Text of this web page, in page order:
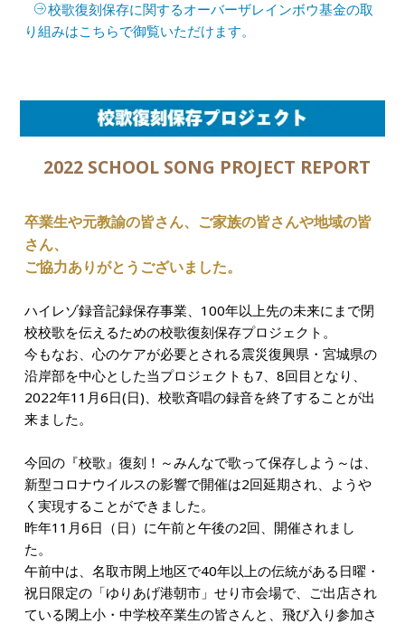
校歌復刻保存に関するオーバーザレインボウ基金の取
り組みはこちらで御覧いただけます。
2022 SCHOOL SONG PROJECT REPORT
卒業生や元教諭の皆さん、 ご家族の皆さんや地域の皆
さん、
ご協力ありがとうございました。
ハイレゾ録音記録保存事業、100年以上先の未来にまで閉
校校歌を伝えるための校歌復刻保存プロジェクト。
今もなお、心のケアが必要とされる震災復興県・宮城県の
沿岸部を中心とした当プロジェクトも7、8回目となり、
2022年11月6日(日)、校歌斉唱の録音を終了することが出
来ました。
今回の『校歌』復刻！～みんなで歌って保存しよう～は、
新型コロナウイルスの影響で開催は2回延期され、ようや
く実現することができました。
昨年11月6日（日）に午前と午後の2回、開催されまし
た。
午前中は、名取市閖上地区で40年以上の伝統がある日曜・
祝日限定の「ゆりあげ港朝市」せり市会場で、ご出店され
ている閖上小・中学校卒業生の皆さんと、飛び入り参加さ